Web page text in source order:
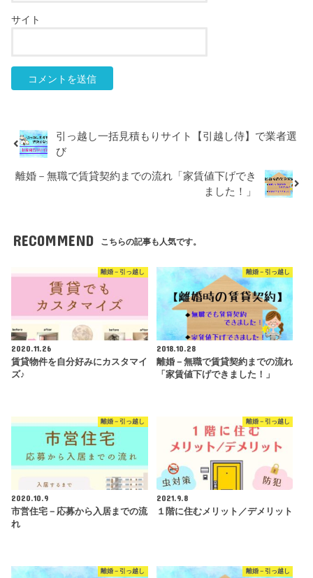
サイト
引っ越し一括見積もりサイト【引越し侍】で業者選
び
離婚－無職で賃貸契約までの流れ「家賃値下げでき
ました！」
RECOMMEND こちらの記事も人気です。
離婚－引っ越し
2020.11.26
賃貸物件を自分好みにカスタマイ
ズ♪
離婚－引っ越し
2018.10.28
離婚－無職で賃貸契約までの流れ
「家賃値下げできました！」
離婚－引っ越し
2020.10.9
市営住宅－応募から入居までの流
れ
離婚－引っ越し
2021.9.8
１階に住むメリット／デメリット
離婚－引っ越し 離婚－引っ越し